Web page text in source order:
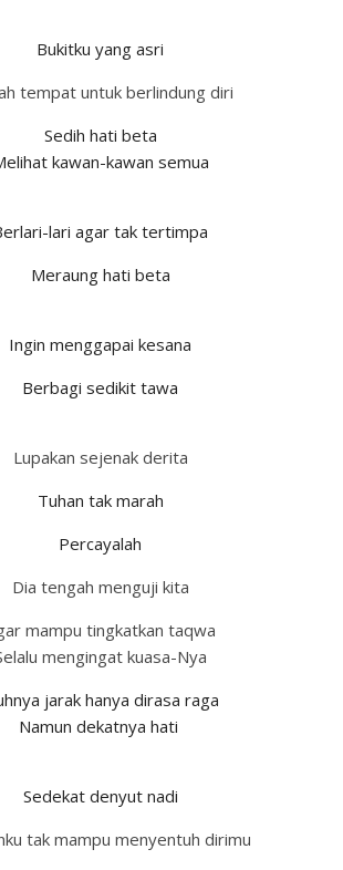
Bukitku yang asri
tempat untuk berlindung diri
Sedih hati beta
kawan-kawan semua
lari agar tak tertimpa
Meraung hati beta
Ingin menggapai kesana
Berbagi sedikit tawa
Lupakan sejenak derita
Tuhan tak marah
Percayalah
Dia tengah menguji kita
mampu tingkatkan taqwa
mengingat kuasa-Nya
jarak hanya dirasa raga
Namun dekatnya hati
Sedekat denyut nadi
tak mampu menyentuh dirimu